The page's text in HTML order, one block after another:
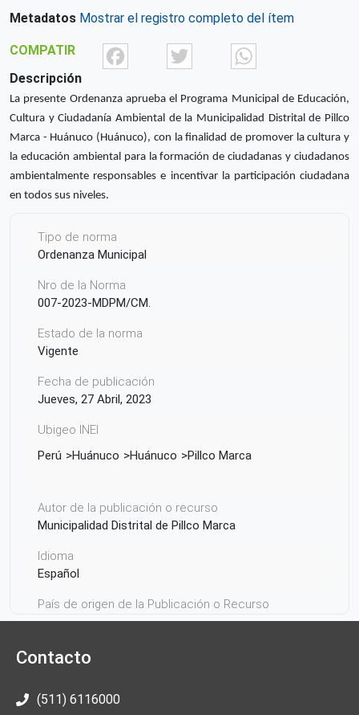
Metadatos Mostrar el registro completo del ítem
COMPATIR FacebookTwitter
Descripción
La presente Ordenanza aprueba el Programa Municipal de Educación,
Cultura y Ciudadanía Ambiental de la Municipalidad Distrital de Pillco
Marca - Huánuco (Huánuco), con la finalidad de promover la cultura y
la educación ambiental para la formación de ciudadanas y ciudadanos
ambientalmente responsables e incentivar la participación ciudadana
en todos sus niveles.
Tipo de norma
Ordenanza Municipal
Nro de la Norma
007-2023-MDPM/CM.
Estado de la norma
Vigente
Fecha de publicación
Jueves, 27 Abril, 2023
Ubigeo INEI
Perú
Huánuco Huánuco Pillco Marca
Autor de la publicación o recurso
Municipalidad Distrital de Pillco Marca
Idioma
Español
País de origen de la Publicación o Recurso
Perú
Contacto
(511) 6116000